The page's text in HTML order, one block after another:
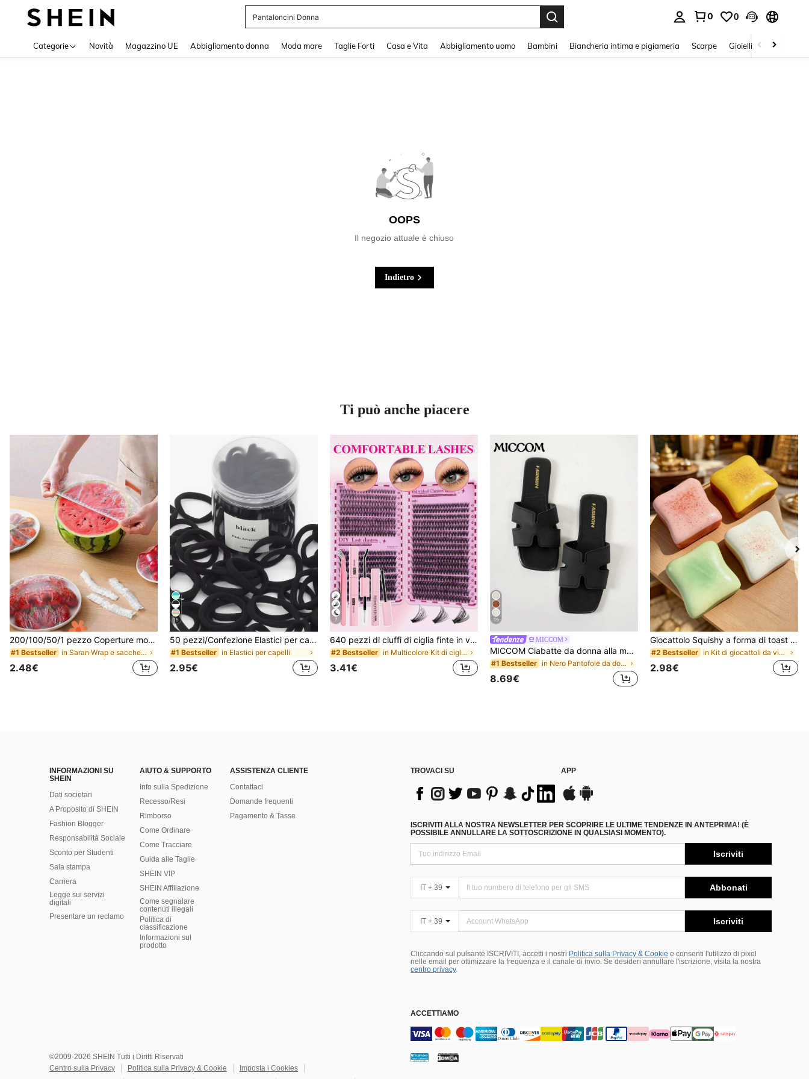
Pantaloncini Donna
0 0
Categorie Novità Magazzino UE Abbigliamento donna Moda mare Taglie Forti Casa e Vita Abbigliamento uomo Bambini Biancheria intima e pigiameria Scarpe Gioielli E Accessori
OOPS
Il negozio attuale è chiuso
Indietro
Ti può anche piacere
200/100/50/1 pezzo Coperture monouso in pellicola trasparente per alimenti, Coperture per doccia, Sacchetti termoretraibili monouso multifunzione, Copriscarpe monouso, Pellicola trasparente da cucina rinforzata, Coperture per conservazione alimenti in frigorifero domestico, Coperture elastiche estensibili, Uso quotidiano
#1 Bestseller in Saran Wrap e sacchetti di plastica
2.48€
15
50 pezzi/Confezione Elastici per capelli da donna neri di base ad alta elasticità, fermacoda senza cuciture, elastici per capelli per palestra, sport & acconciature quotidiane, comfort tutto il giorno
#1 Bestseller in Elastici per capelli
2.95€
7
640 pezzi di ciuffi di ciglia finte in visone sintetico fai-da-te, ricciolo D, voluminose e soffici, lunghezza mista 8-16 mm, adatte per tutti i look di trucco. Colla, solvente e pinzette disponibili in base alle necessità. Leggere, riutilizzabili e convenienti, adatte per principianti, applicabili a varie occasioni, bellissime
#2 Bestseller in Multicolore Kit di ciglia finte e adesivi
3.41€
15
MICCOM
MICCOM Ciabatte da donna alla moda con punta quadrata e aperta, sandali versatili nuovi per primavera/estate
#1 Bestseller in Nero Pantofole da donna
8.69€
Giocattolo Squishy a forma di toast extra large, super morbido, giocattolo antistress a forma di toast al burro, disponibile in rosa, giallo, bianco e verde, giocattolo squishy antistress -- perfetto per regali di compleanno e festività, piccoli regali quotidiani a sorpresa, kawaii, miglioratore dell'umore
#2 Bestseller in Kit di giocattoli da viaggio Giocattoli da spre
2.98€
INFORMAZIONI SU
SHEIN
Dati societari
A Proposito di SHEIN
Fashion Blogger
Responsabilità Sociale
Sconto per Studenti
Sala stampa
Carriera
Legge sui servizi
digitali
Presentare un reclamo
AIUTO & SUPPORTO
Info sulla Spedizione
Recesso/Resi
Rimborso
Come Ordinare
Come Tracciare
Guida alle Taglie
SHEIN VIP
SHEIN Affiliazione
Come segnalare
contenuti illegali
Politica di
classificazione
​Informazioni sul
prodotto
ASSISTENZA CLIENTE
Contattaci
Domande frequenti
Pagamento & Tasse
TROVACI SU APP
ISCRIVITI ALLA NOSTRA NEWSLETTER PER SCOPRIRE LE ULTIME TENDENZE IN ANTEPRIMA! (È
POSSIBILE ANNULLARE LA SOTTOSCRIZIONE IN QUALSIASI MOMENTO).
Iscriviti
IT + 39 Abbonati
IT + 39 Iscriviti
Cliccando sul pulsante ISCRIVITI, accetti i nostri Politica sulla Privacy & Cookie e consenti l'utilizzo di pixel
nelle email per ottimizzare la frequenza e il canale di invio. Se desideri annullare l'iscrizione, visita la nostra
centro privacy.
ACCETTIAMO
©2009-2026 SHEIN Tutti i Diritti Riservati
Centro sulla Privacy
Politica sulla Privacy & Cookie
Imposta i Cookies